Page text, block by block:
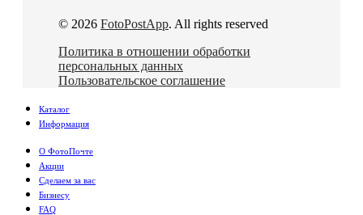
© 2026 FotoPostApp. All rights reserved
Политика в отношении обработки
персональных данных
Пользовательское соглашение
Каталог
Информация
О ФотоПочте
Акции
Сделаем за вас
Бизнесу
FAQ